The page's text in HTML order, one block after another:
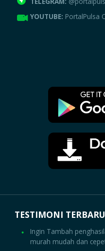
YOUTUBE: PortalPulsa
TESTIMONI TERBARU
Ingin Tambah
murah mudah dan